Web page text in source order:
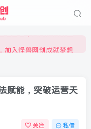
赋能，突破运营天
关注 私信